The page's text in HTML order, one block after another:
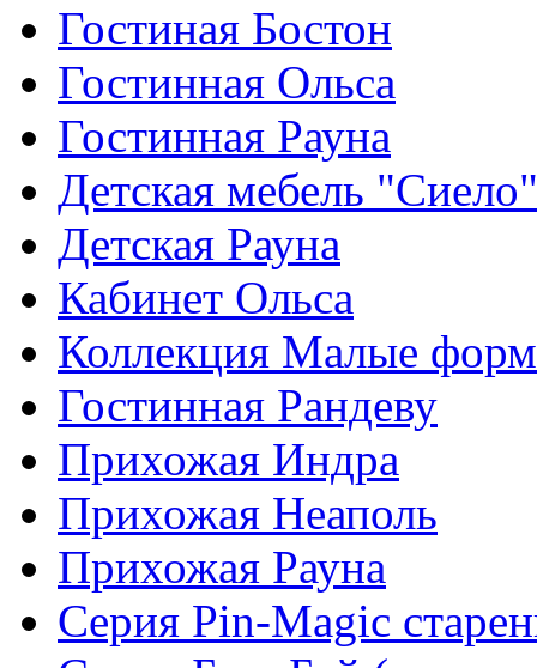
Гостиная Бостон
Гостинная Ольса
Гостинная Рауна
Детская мебель "Сиело"
Детская Рауна
Кабинет Ольса
Коллекция Малые
Гостинная Рандеву
Прихожая Индра
Прихожая Неаполь
Прихожая Рауна
Серия Pin-Magic